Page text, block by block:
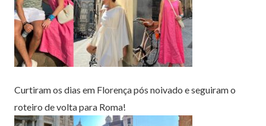
Curtiram os dias em Florença pós noivado e seguiram o
roteiro de volta para Roma!